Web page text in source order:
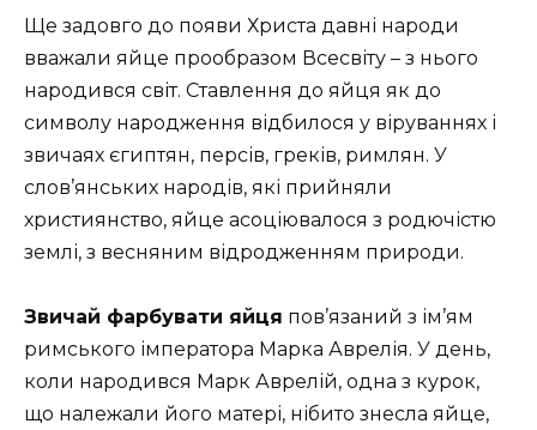
Ще задовго до появи Христа давні народи
вважали яйце прообразом Всесвіту – з нього
народився світ. Ставлення до яйця як до
символу народження відбилося у віруваннях і
звичаях єгиптян, персів, греків, римлян. У
слов’янських народів, які прийняли
християнство, яйце асоціювалося з родючістю
землі, з весняним відродженням природи.
Звичай фарбувати яйця пов’язаний з ім’ям
римського імператора Марка Аврелія. У день,
коли народився Марк Аврелій, одна з курок,
що належали його матері, нібито знесла яйце,